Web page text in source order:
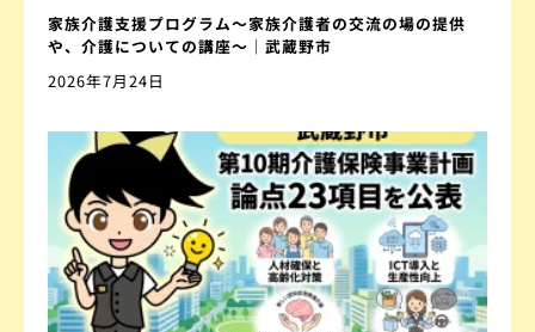
家族介護支援プログラム〜家族介護者の交流の場の提供
や、介護についての講座〜｜武蔵野市
2026年7月24日